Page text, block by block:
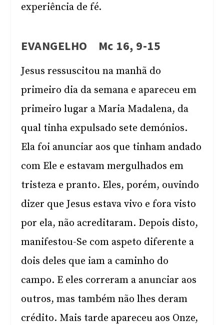
experiência de fé.
EVANGELHO Mc 16, 9-15
Jesus ressuscitou na manhã do
primeiro dia da semana e apareceu em
primeiro lugar a Maria Madalena, da
qual tinha expulsado sete demónios.
Ela foi anunciar aos que tinham andado
com Ele e estavam mergulhados em
tristeza e pranto. Eles, porém, ouvindo
dizer que Jesus estava vivo e fora visto
por ela, não acreditaram. Depois disto,
manifestou-Se com aspeto diferente a
dois deles que iam a caminho do
campo. E eles correram a anunciar aos
outros, mas também não lhes deram
crédito. Mais tarde apareceu aos Onze,